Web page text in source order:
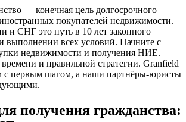
— конечная цель долгосрочного
покупателей недвижимости.
и СНГ это путь в 10 лет законного
всех условий. Начните с
недвижимости и получения НИЕ.
и правильной стратегии. Granfield
с первым шагом, а наши партнёры-юристы
получения гражданства: